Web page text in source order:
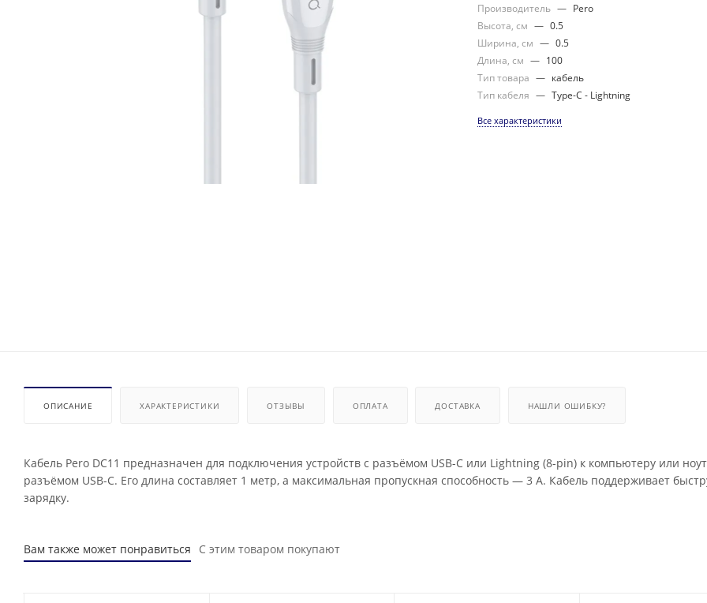
Производитель — Pero
Высота, см — 0.5
Ширина, см — 0.5
Длина, см — 100
Тип товара — кабель
Тип кабеля — Type-C - Lightning
Все характеристики
ОПИСАНИЕ ХАРАКТЕРИСТИКИ ОТЗЫВЫ ОПЛАТА ДОСТАВКА НАШЛИ ОШИБКУ?
Кабель Pero DC11 предназначен для подключения устройств с разъёмом USB-C или Lightning (8-pin) к компьютеру или
разъёмом USB-C. Его длина составляет 1 метр, а максимальная пропускная способность — 3 А. Кабель поддерживает
зарядку.
Вам также может понравиться С этим товаром покупают